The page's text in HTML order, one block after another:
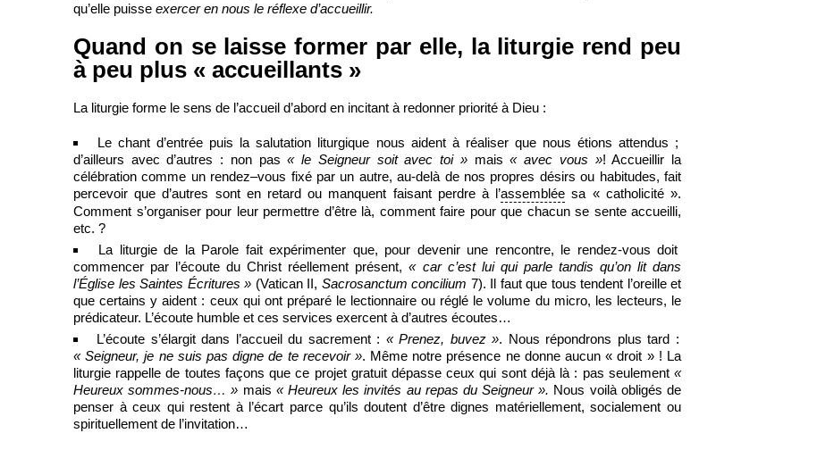
qu’elle puisse exercer en nous le réflexe d’accueillir.
Quand on se laisse former par elle, la liturgie rend peu
à peu plus « accueillants »
La liturgie forme le sens de l’accueil d’abord en incitant à redonner priorité à Dieu :
Le chant d’entrée puis la salutation liturgique nous aident à réaliser que nous étions attendus ;
d’ailleurs avec d’autres : non pas« le Seigneur soit avec toi » mais« avec vous »! Accueillir la
célébration comme un rendez–vous fixé par un autre, au-delà de nos propres désirs ou habitudes, fait
percevoir que d’autres sont en retard ou manquent faisant perdre à l’assemblée sa « catholicité ».
Comment s’organiser pour leur permettre d’être là, comment faire pour que chacun se sente accueilli,
etc. ?
La liturgie de la Parole fait expérimenter que, pour devenir une rencontre, le rendez-vous doit
commencer par l’écoute du Christ réellement présent,« car c’est lui qui parle tandis qu’on lit dans
l’Église les Saintes Écritures » (Vatican II, Sacrosanctum concilium 7). Il faut que tous tendent l’oreille et
que certains y aident : ceux qui ont préparé le lectionnaire ou réglé le volume du micro, les lecteurs, le
prédicateur. L’écoute humble et ces services exercent à d’autres écoutes…
L’écoute s’élargit dans l’accueil du sacrement : « Prenez, buvez ». Nous répondrons plus tard :
« Seigneur, je ne suis pas digne de te recevoir ». Même notre présence ne donne aucun « droit » ! La
liturgie rappelle de toutes façons que ce projet gratuit dépasse ceux qui sont déjà là : pas seulement «
Heureux sommes-nous… » mais « Heureux les invités au repas du Seigneur ». Nous voilà obligés de
penser à ceux qui restent à l’écart parce qu’ils doutent d’être dignes matériellement, socialement ou
spirituellement de l’invitation…